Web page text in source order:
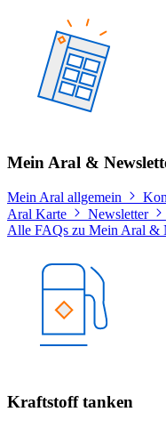
Mein Aral &
Mein Aral allgemein
Aral Karte
Newsletter
Alle FAQs zu Mein Aral &
Kraftstoff tanken